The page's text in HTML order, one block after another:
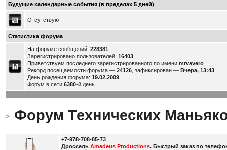
Будущие календарные события (в пределах 5 дней)
Отсутствуют
Статистика форума
На форуме сообщений: 228381
Зарегистрировано пользователей: 16403
Приветствуем последнего зарегистрированного по имени mrvavero
Рекорд посещаемости форума — 24126, зафиксирован — Вчера, 13:43
День рождения форума: 19.02.2009
Форум в сети 6380-й день
Форум Технических
+7-978-708-85-73
Дроссель Amadeus Productions. Быстрый заказ по